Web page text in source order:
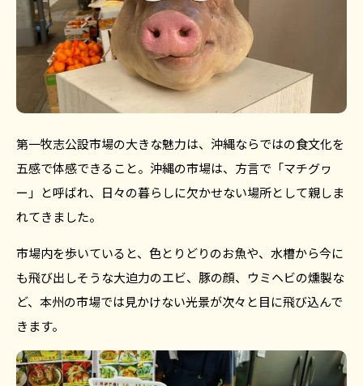
第一牧志公設市場の大きな魅力は、沖縄ならではの食文化を
五感で体感できること。沖縄の市場は、方言で「マチグヮ
ー」と呼ばれ、日々の暮らしに欠かせない場所として親しま
れてきました。
市場内を歩いていると、色とりどりのお魚や、水槽から今に
も飛び出しそうな大迫力のエビ、豚の顔、ウミヘビの燻製な
ど、本州の市場では見かけない光景が次々と目に飛び込んで
きます。